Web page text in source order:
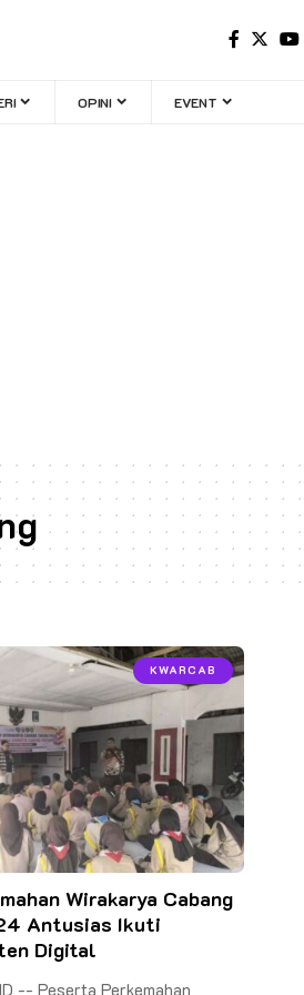
OPINI EVENT
KWARCAB
Wirakarya Cabang
Antusias Ikuti
Digital
-- Peserta Perkemahan